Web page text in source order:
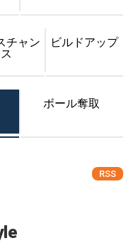
チャン
ス
ビルドアップ
ボール奪取
RSS